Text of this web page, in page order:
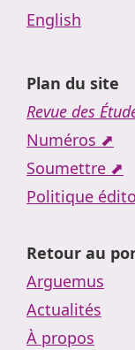
English
Plan du site
Revue des
Numéros ⬈
Soumettre ⬈
Politique
Retour au
Arguemus
Actualités
À propos